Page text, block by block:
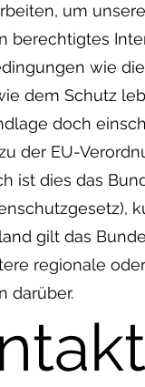
um
berechtigtes
wie
dem Schutz
doch
der EU-
ist dies das
gilt das
regionale
darüber.